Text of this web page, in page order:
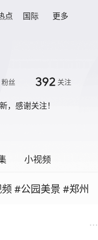
点 国际 更多
粉丝 392 关注
，感谢关注！
小视频
#公园美景 #郑州